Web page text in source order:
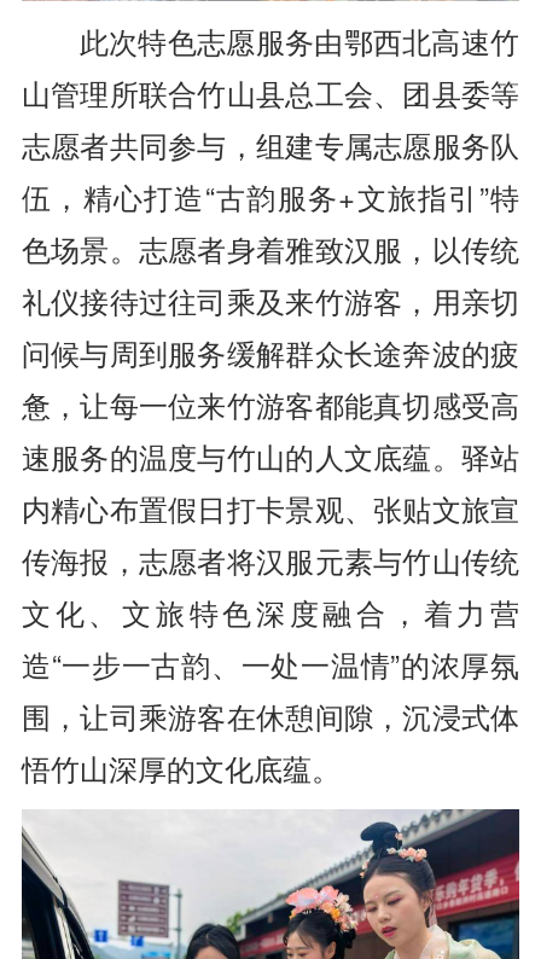
此次特色志愿服务由鄂西北高速竹
山管理所联合竹山县总工会、团县委等
志愿者共同参与，组建专属志愿服务队
伍，精心打造“古韵服务+文旅指引”特
色场景。志愿者身着雅致汉服，以传统
礼仪接待过往司乘及来竹游客，用亲切
问候与周到服务缓解群众长途奔波的疲
惫，让每一位来竹游客都能真切感受高
速服务的温度与竹山的人文底蕴。驿站
内精心布置假日打卡景观、张贴文旅宣
传海报，志愿者将汉服元素与竹山传统
文化、文旅特色深度融合，着力营
造“一步一古韵、一处一温情”的浓厚氛
围，让司乘游客在休憩间隙，沉浸式体
悟竹山深厚的文化底蕴。